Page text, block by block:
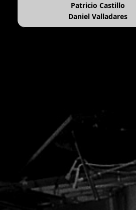
Patricio Castillo
Daniel Valladares